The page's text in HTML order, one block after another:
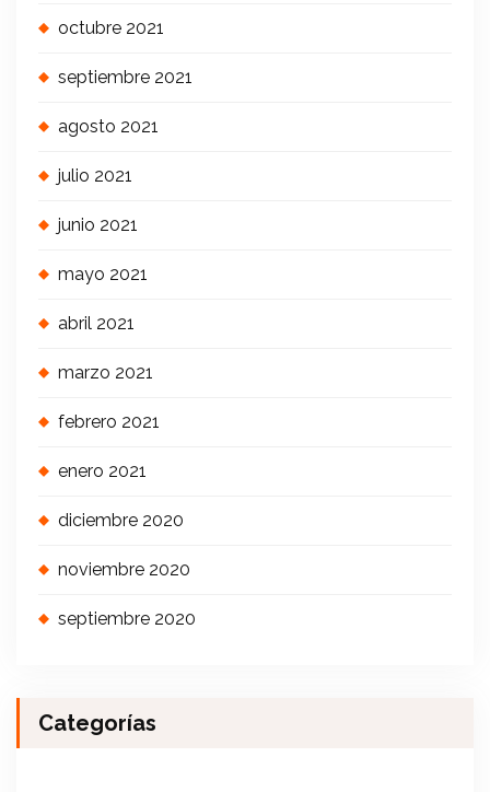
octubre 2021
septiembre 2021
agosto 2021
julio 2021
junio 2021
mayo 2021
abril 2021
marzo 2021
febrero 2021
enero 2021
diciembre 2020
noviembre 2020
septiembre 2020
Categorías